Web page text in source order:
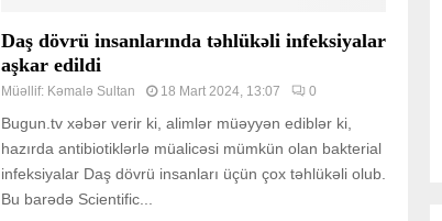
Daş dövrü insanlarında təhlükəli infeksiyalar
aşkar edildi
Müəllif: Kəmalə Sultan 18 Mart 2024, 13:07 0
Bugun.tv xəbər verir ki, alimlər müəyyən ediblər ki,
hazırda antibiotiklərlə müalicəsi mümkün olan bakterial
infeksiyalar Daş dövrü insanları üçün çox təhlükəli olub.
Bu barədə Scientific...